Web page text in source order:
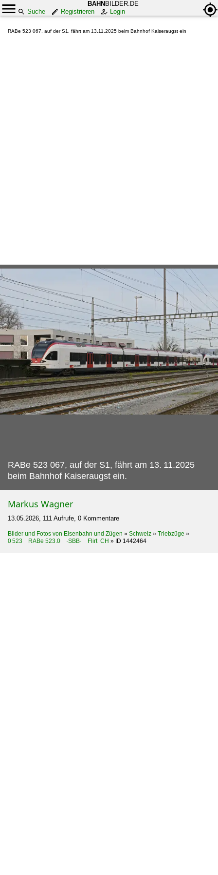
BAHN BILDER.DE
Suche
Registrieren Login
RABe 523 067, auf der S1, fährt am 13.11.2025 beim Bahnhof Kaiseraugst ein
RABe 523 067, auf der S1, fährt am 13. 11.2025
beim Bahnhof Kaiseraugst ein.
Markus Wagner
13.05.2026, 111 Aufrufe, 0 Kommentare
Bilder und Fotos von Eisenbahn und Zügen » Schweiz » Triebzüge »
0 523 RABe 523.0 ·SBB· Flirt CH » ID 1442464